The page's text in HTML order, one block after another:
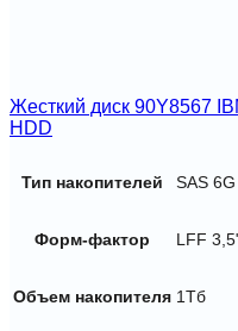
Жесткий диск 90Y8567
HDD
Тип накопителей SAS
Форм-фактор LFF
Объем накопителя 1Тб